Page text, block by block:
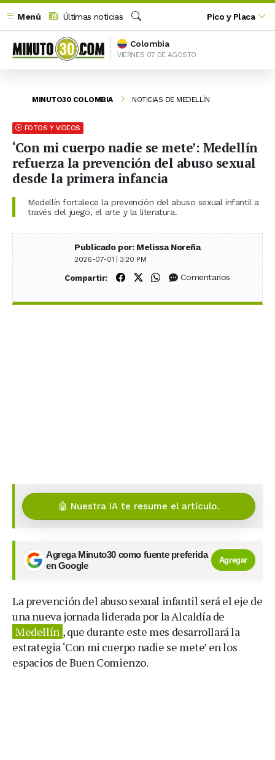
Menú
Últimas noticias
Buscar
Pico y Placa
Colombia
VIERNES 07 DE AGOSTO
MINUTO30 COLOMBIA NOTICIAS DE MEDELLÍN
FOTOS Y VIDEOS
‘Con mi cuerpo nadie se mete’: Medellín
refuerza la prevención del abuso sexual
desde la primera infancia
Medellín fortalece la prevención del abuso sexual infantil a
través del juego, el arte y la literatura.
Publicado por: Melissa Noreña
2026-07-01 | 3:20 PM
Compartir: Compartir en Facebook
Compartir en X (Twitter)
Compartir en WhatsApp
Comentarios
🤖 Nuestra IA te resume el artículo.
Agrega Minuto30 como fuente preferida
en Google
Agregar
La prevención del abuso sexual infantil será el eje de
una nueva jornada liderada por la Alcaldía de
Medellín , que durante este mes desarrollará la
estrategia ‘Con mi cuerpo nadie se mete’ en los
espacios de Buen Comienzo.